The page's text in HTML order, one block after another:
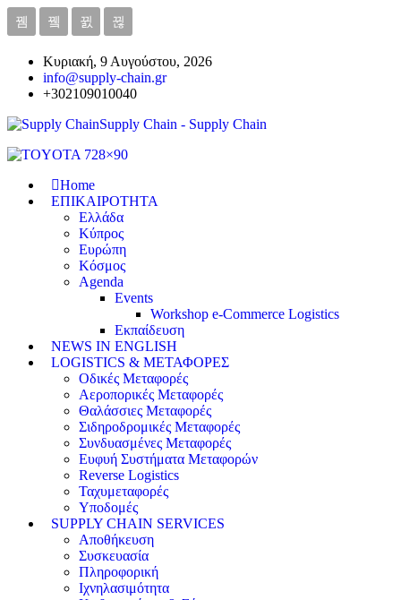
Κυριακή, 9 Αυγούστου, 2026
info@supply-chain.gr
+302109010040
Supply Chain - Supply Chain
Home
ΕΠΙΚΑΙΡΟΤΗΤΑ
Ελλάδα
Κύπρος
Ευρώπη
Κόσμος
Agenda
Events
Workshop e-Commerce Logistics
Εκπαίδευση
NEWS IN ENGLISH
LOGISTICS & ΜΕΤΑΦΟΡΕΣ
Οδικές Μεταφορές
Αεροπορικές Μεταφορές
Θαλάσσιες Μεταφορές
Σιδηροδρομικές Μεταφορές
Συνδυασμένες Μεταφορές
Ευφυή Συστήματα Μεταφορών
Reverse Logistics
Ταχυμεταφορές
Υποδομές
SUPPLY CHAIN SERVICES
Αποθήκευση
Συσκευασία
Πληροφορική
Ιχνηλασιμότητα